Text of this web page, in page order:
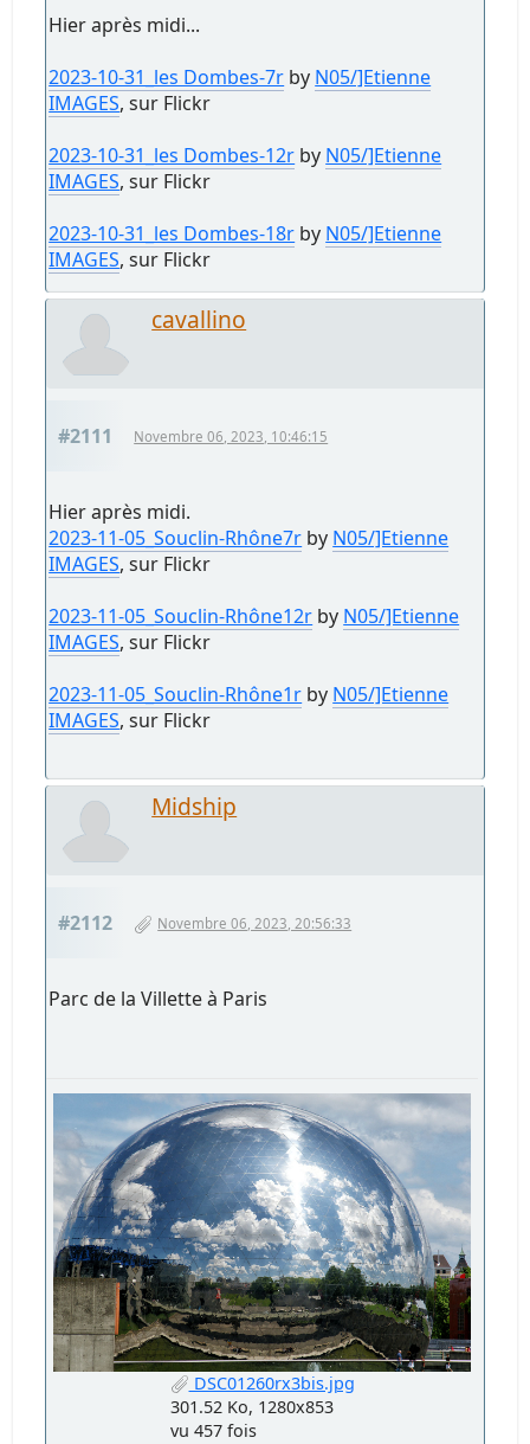
Hier après midi...
2023-10-31_les Dombes-7r by N05/]Etienne
IMAGES, sur Flickr
2023-10-31_les Dombes-12r by N05/]Etienne
IMAGES, sur Flickr
2023-10-31_les Dombes-18r by N05/]Etienne
IMAGES, sur Flickr
cavallino
#2111 Novembre 06, 2023, 10:46:15
Hier après midi.
2023-11-05_Souclin-Rhône7r by N05/]Etienne
IMAGES, sur Flickr
2023-11-05_Souclin-Rhône12r by N05/]Etienne
IMAGES, sur Flickr
2023-11-05_Souclin-Rhône1r by N05/]Etienne
IMAGES, sur Flickr
Midship
#2112 Novembre 06, 2023, 20:56:33
Parc de la Villette à Paris
DSC01260rx3bis.jpg
301.52 Ko, 1280x853
vu 457 fois